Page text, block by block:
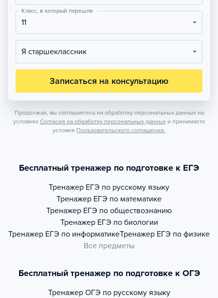
Класс, в который перешли
11
Я старшеклассник
Записаться на консультацию
Продолжая, вы соглашаетесь на обработку персональных данных на
условиях Согласия на обработку персональных данных и принимаете
условия Пользовательского соглашения.
Бесплатный тренажер по подготовке к ЕГЭ
Тренажер ЕГЭ по русскому языку
Тренажер ЕГЭ по математике
Тренажер ЕГЭ по обществознанию
Тренажер ЕГЭ по биологии
Тренажер ЕГЭ по информатикеТренажер ЕГЭ по физике
Все предметы
Бесплатный тренажер по подготовке к ОГЭ
Тренажер ОГЭ по русскому языку